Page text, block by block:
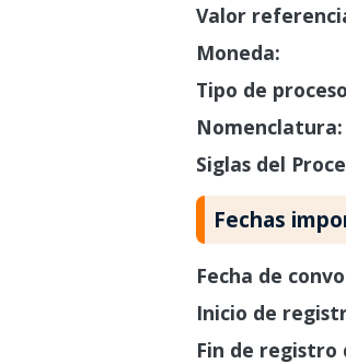
Valor
Moneda:
Tipo de
Nomenclatura:
Siglas del
Fechas
Fecha de
Inicio de
Fin de